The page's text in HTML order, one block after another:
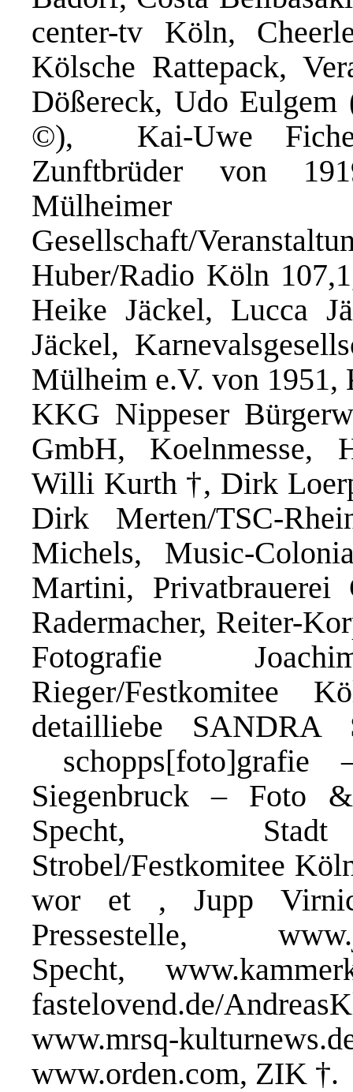
center-tv Köln,
Kölsche Rattepack,
Dößereck, Udo
©), Kai-Uwe
Zunftbrüder von
Gesellschaft/
Huber/Radio Köln
Heike Jäckel, Lucca
Jäckel,
Mülheim e.V. von
KKG Nippeser
GmbH, Koelnmesse,
Willi Kurth †, Dirk
Dirk Merten/TSC-
Michels, Music-
Martini,
Radermacher, Reiter-
Fotografie
Rieger/Festkomitee
detailliebe SANDRA
Siegenbruck – Foto
Specht, Stadt
Strobel/Festkomitee
wor et , Jupp
Pressestelle,
Specht,
fastelovend.de/
www.mrsq-
www.orden.com, ZIK †.